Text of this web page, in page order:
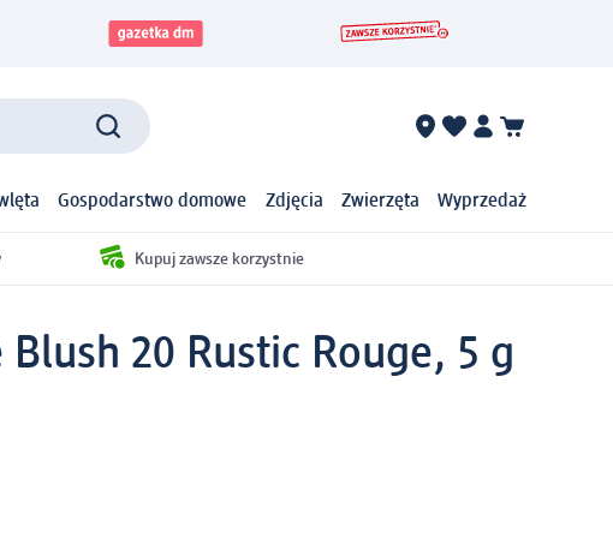
Gospodarstwo domowe Zdjęcia Zwierzęta Wyprzedaż
Kupuj zawsze korzystnie
20 Rustic Rouge, 5 g